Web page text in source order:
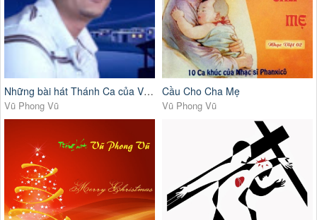
Những bài hát Thánh Ca của Vũ Phong Vũ
Vũ Phong Vũ
Cầu Cho Cha Mẹ
Vũ Phong Vũ